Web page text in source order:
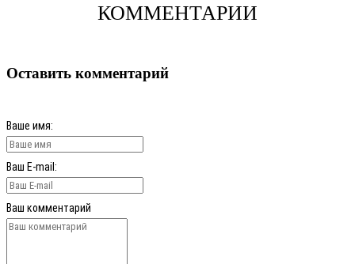
КОММЕНТАРИИ
Оставить комментарий
Ваше имя:
Ваш E-mail:
Ваш комментарий